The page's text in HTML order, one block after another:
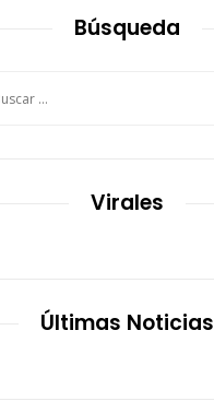
Búsqueda
Virales
Últimas Noticias